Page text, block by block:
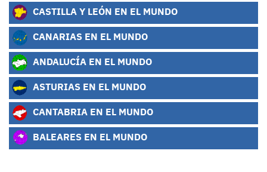
CASTILLA Y LEÓN EN EL MUNDO
CANARIAS EN EL MUNDO
ANDALUCÍA EN EL MUNDO
ASTURIAS EN EL MUNDO
CANTABRIA EN EL MUNDO
BALEARES EN EL MUNDO